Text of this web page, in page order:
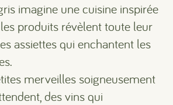
imagine une cuisine inspirée
produits révèlent toute leur
assiettes qui enchantent les
merveilles soigneusement
des vins qui